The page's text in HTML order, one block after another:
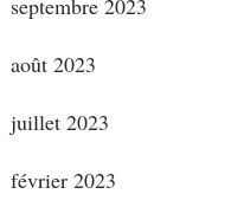
septembre 2023
août 2023
juillet 2023
février 2023